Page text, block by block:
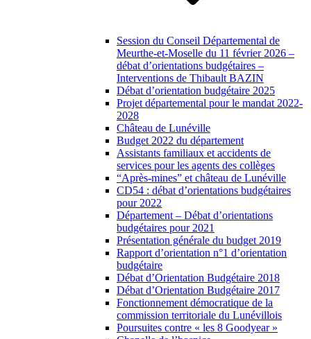
Session du Conseil Départemental de
Meurthe-et-Moselle du 11 février 2026 –
débat d’orientations budgétaires –
Interventions de Thibault BAZIN
Débat d’orientation budgétaire 2025
Projet départemental pour le mandat 2022-
2028
Château de Lunéville
Budget 2022 du département
Assistants familiaux et accidents de
services pour les agents des collèges
“Après-mines” et château de Lunéville
CD54 : débat d’orientations budgétaires
pour 2022
Département – Débat d’orientations
budgétaires pour 2021
Présentation générale du budget 2019
Rapport d’orientation n°1 d’orientation
budgétaire
Débat d’Orientation Budgétaire 2018
Débat d’Orientation Budgétaire 2017
Fonctionnement démocratique de la
commission territoriale du Lunévillois
Poursuites contre « les 8 Goodyear »